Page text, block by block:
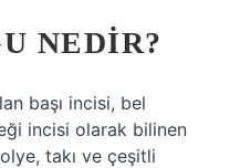
NEDIR?
başı incisi, bel
incisi olarak bilinen
takı ve çeşitli